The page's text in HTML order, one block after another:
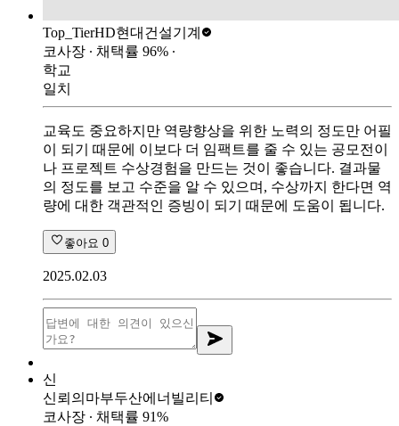
Top_TierHD현대건설기계
코사장 ∙ 채택률 96% ∙
학교
일치
교육도 중요하지만 역량향상을 위한 노력의 정도만 어필
이 되기 때문에 이보다 더 임팩트를 줄 수 있는 공모전이
나 프로젝트 수상경험을 만드는 것이 좋습니다. 결과물
의 정도를 보고 수준을 알 수 있으며, 수상까지 한다면 역
량에 대한 객관적인 증빙이 되기 때문에 도움이 됩니다.
좋아요 0
2025.02.03
신
신뢰의마부두산에너빌리티
코사장 ∙ 채택률 91%